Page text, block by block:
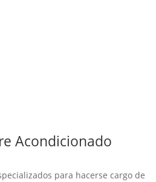
Acondicionado
para hacerse cargo de